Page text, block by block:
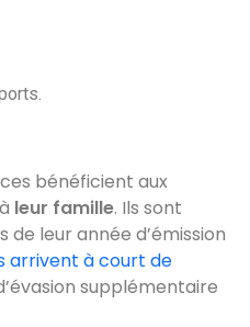
bénéficient aux
leur famille. Ils sont
de leur année d’émission
arrivent à court de
supplémentaire